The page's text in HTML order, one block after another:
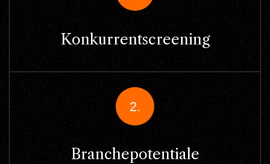
Konkurrentscreening
2.
Branchepotentiale